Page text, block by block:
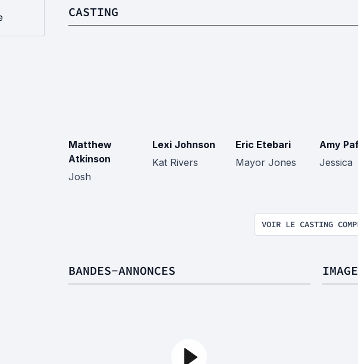
CASTING
Matthew
Atkinson
Josh
Lexi Johnson
Kat Rivers
Eric Etebari
Mayor Jones
Amy
Jessica
VOIR LE CASTING
BANDES-ANNONCES